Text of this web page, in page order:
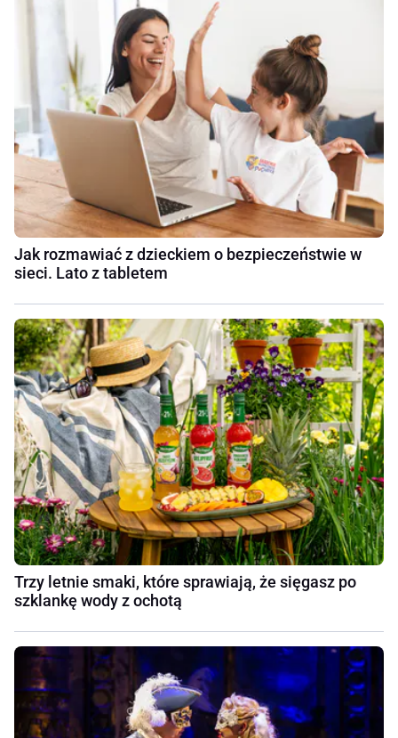
Jak rozmawiać z dzieckiem o bezpieczeństwie w
sieci. Lato z tabletem
Trzy letnie smaki, które sprawiają, że sięgasz po
szklankę wody z ochotą